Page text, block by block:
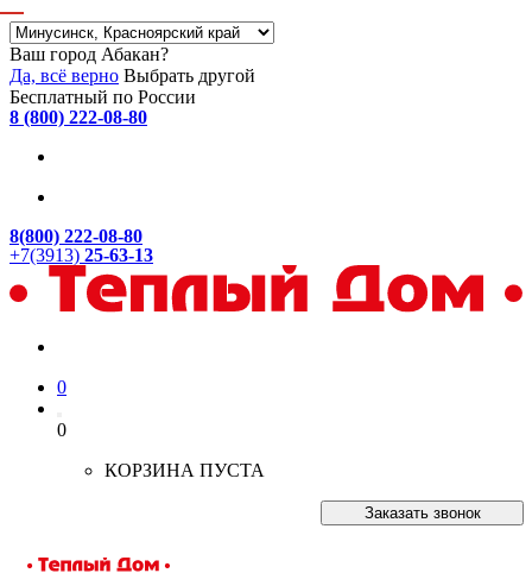
Ваш город Абакан?
Да, всё верно Выбрать другой
Бесплатный по России
8 (800) 222-08-80
8(800) 222-08-80
+7(3913) 25-63-13
0
0
КОРЗИНА ПУСТА
Заказать звонок